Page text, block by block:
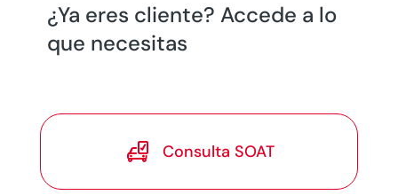
¿Ya eres cliente? Accede a lo
que necesitas
 Consulta SOAT